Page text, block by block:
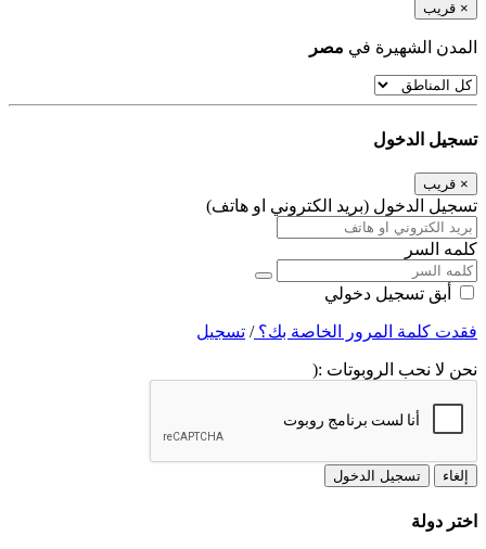
× قريب
المدن الشهيرة في مصر
تسجيل الدخول
× قريب
تسجيل الدخول (بريد الكتروني او هاتف)
كلمه السر
أبق تسجيل دخولي
فقدت كلمة المرور الخاصة بك؟/ تسجيل
نحن لا نحب الروبوتات :(
إلغاء تسجيل الدخول
اختر دولة